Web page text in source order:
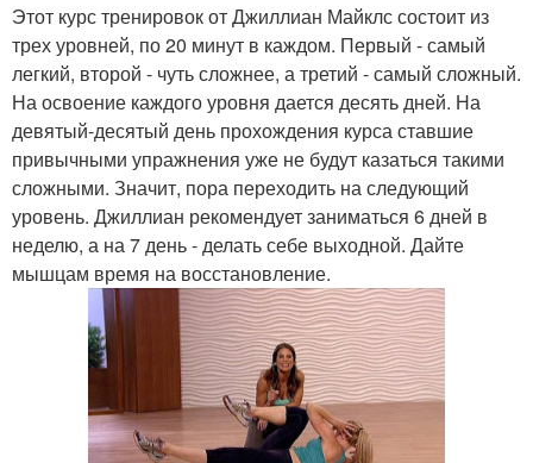
Этот курс тренировок от Джиллиан Майклс состоит из
трех уровней, по 20 минут в каждом. Первый - самый
легкий, второй - чуть сложнее, а третий - самый сложный.
На освоение каждого уровня дается десять дней. На
девятый-десятый день прохождения курса ставшие
привычными упражнения уже не будут казаться такими
сложными. Значит, пора переходить на следующий
уровень. Джиллиан рекомендует заниматься 6 дней в
неделю, а на 7 день - делать себе выходной. Дайте
мышцам время на восстановление.